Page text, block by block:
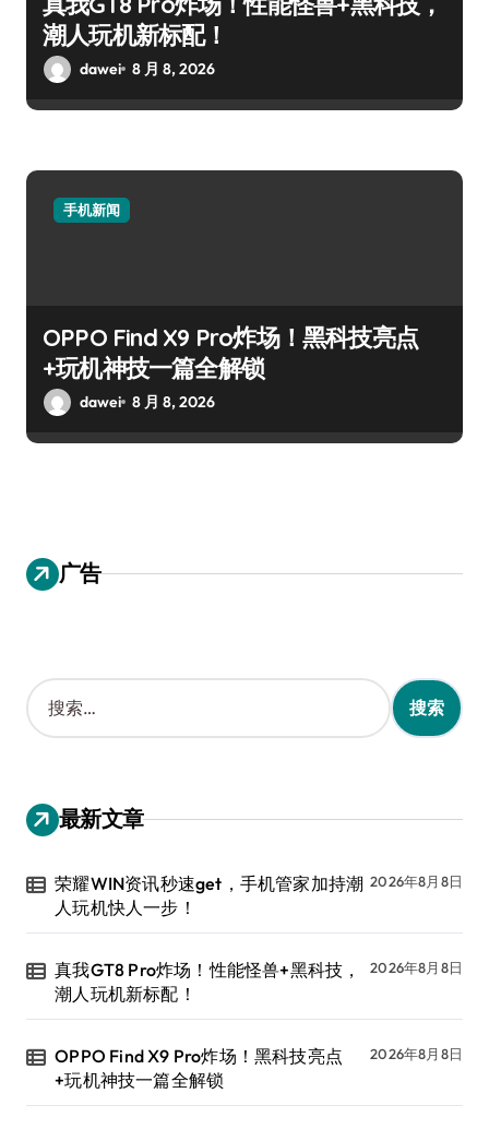
潮人玩机新标配！
dawei 8 月 8, 2026
手机新闻
OPPO Find X9 Pro炸场！黑科技亮点
+玩机神技一篇全解锁
dawei 8 月 8, 2026
广告
搜
索
：
最新文章
荣耀WIN资讯秒速get，手机管家加持潮
人玩机快人一步！
2026年8月8日
真我GT8 Pro炸场！性能怪兽+黑科技，
潮人玩机新标配！
2026年8月8日
OPPO Find X9 Pro炸场！黑科技亮点
+玩机神技一篇全解锁
2026年8月8日